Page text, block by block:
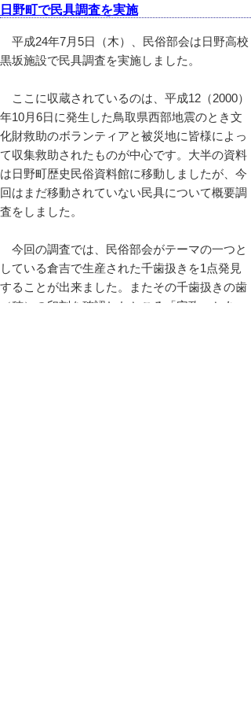
日野町で民具調査を実施
平成24年7月5日（木）、民俗部会は日野高校
黒坂施設で民具調査を実施しました。
ここに収蔵されているのは、平成12（2000）
年10月6日に発生した鳥取県西部地震のとき文
化財救助のボランティアと被災地に皆様によっ
て収集救助されたものが中心です。大半の資料
は日野町歴史民俗資料館に移動しましたが、今
回はまだ移動されていない民具について概要調
査をしました。
今回の調査では、民俗部会がテーマの一つと
している倉吉で生産された千歯扱きを1点発見
することが出来ました。またその千歯扱きの歯
（穂）の印刻を確認したところ「安政」とあ